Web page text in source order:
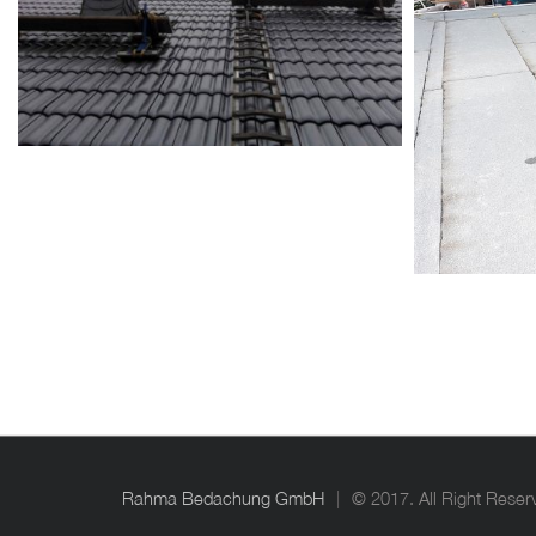
Rahma Bedachung GmbH © 2017. All Right